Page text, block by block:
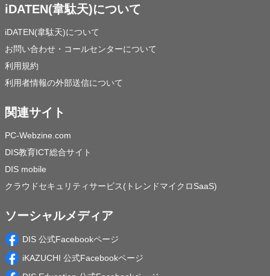
iDATEN(韋駄天)について
iDATEN(韋駄天)について
お問い合わせ・コールセンターについて
利用規約
利用者情報の外部送信について
関連サイト
PC-Webzine.com
DIS教育ICT総合サイト
DIS mobile
クラウドセキュリティサービス(トレンドマイクロSaaS)
ソーシャルメディア
DIS 公式Facebookページ
iKAZUCHI 公式Facebookページ